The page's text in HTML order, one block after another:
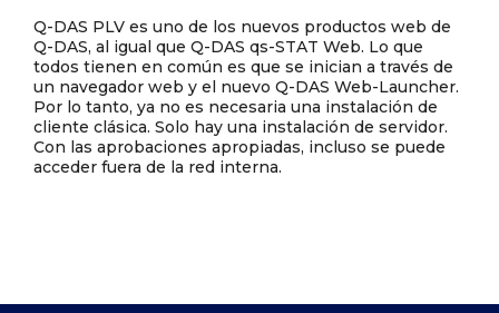
Q-DAS PLV es uno de los nuevos productos web de
Q-DAS, al igual que Q-DAS qs-STAT Web. Lo que
todos tienen en común es que se inician a través de
un navegador web y el nuevo Q-DAS Web-Launcher.
Por lo tanto, ya no es necesaria una instalación de
cliente clásica. Solo hay una instalación de servidor.
Con las aprobaciones apropiadas, incluso se puede
acceder fuera de la red interna.